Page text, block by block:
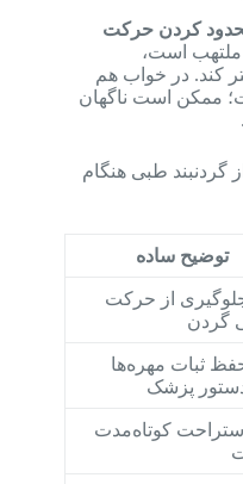
کردن حرکت
ملتهب است،
کند. در خواب هم
ممکن است ناگهان
گردنبند طبی هنگام
توضیح ساده
از حرکت
گردن
ثبات مهره‌ها
پزشک
کوتاه‌مدت